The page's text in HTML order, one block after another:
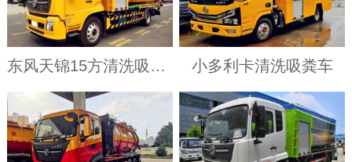
东风天锦15方清洗吸污车 小多利卡清洗吸粪车